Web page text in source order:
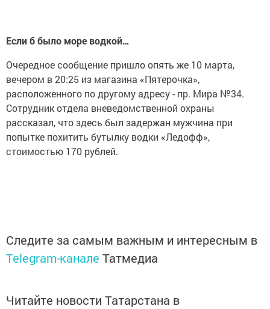
Если б было море водкой…
Очередное сообщение пришло опять же 10 марта,
вечером в 20:25 из магазина «Пятерочка»,
расположенного по другому адресу - пр. Мира №34.
Сотрудник отдела вневедомственной охраны
рассказал, что здесь был задержан мужчина при
попытке похитить бутылку водки «Ледофф»,
стоимостью 170 рублей.
Следите за самым важным и интересным в
Telegram-канале Татмедиа
Читайте новости Татарстана в